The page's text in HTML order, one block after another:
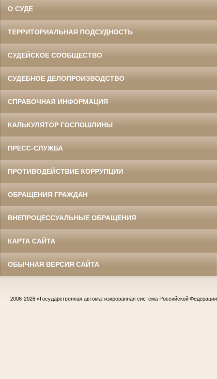
О СУДЕ
ТЕРРИТОРИАЛЬНАЯ ПОДСУДНОСТЬ
СУДЕЙСКОЕ СООБЩЕСТВО
СУДЕБНОЕ ДЕЛОПРОИЗВОДСТВО
СПРАВОЧНАЯ ИНФОРМАЦИЯ
КАЛЬКУЛЯТОР ГОСПОШЛИНЫ
ПРЕСС-СЛУЖБА
ПРОТИВОДЕЙСТВИЕ КОРРУПЦИИ
ОБРАЩЕНИЯ ГРАЖДАН
ВНЕПРОЦЕССУАЛЬНЫЕ ОБРАЩЕНИЯ
КАРТА САЙТА
ОБЫЧНАЯ ВЕРСИЯ САЙТА
2006-2026 «Государственная автоматизированная система Российской